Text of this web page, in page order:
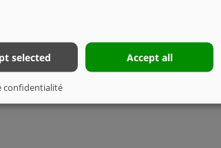
selected Accept all
confidentialité